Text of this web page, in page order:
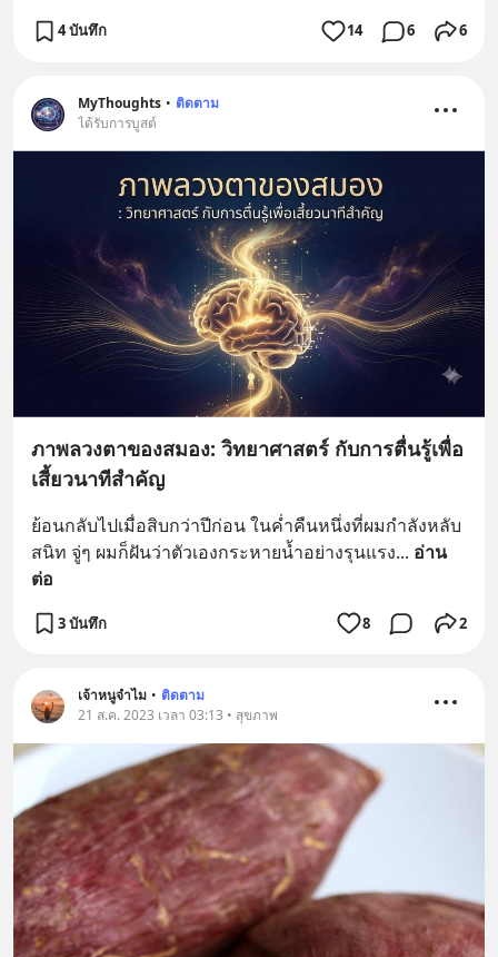
4 บันทึก 14 6 6
MyThoughts • ติดตาม
ได้รับการบูสต์
ภาพลวงตาของสมอง: วิทยาศาสตร์ กับการตื่นรู้เพื่อ
เสี้ยวนาทีสำคัญ
ย้อนกลับไปเมื่อสิบกว่าปีก่อน ในค่ำคืนหนึ่งที่ผมกำลังหลับ
สนิท จู่ๆ ผมก็ฝันว่าตัวเองกระหายน้ำอย่างรุนแรง... อ่าน
ต่อ
3 บันทึก 8 2
เจ้าหนูจำไม • ติดตาม
21 ส.ค. 2023 เวลา 03:13 • สุขภาพ